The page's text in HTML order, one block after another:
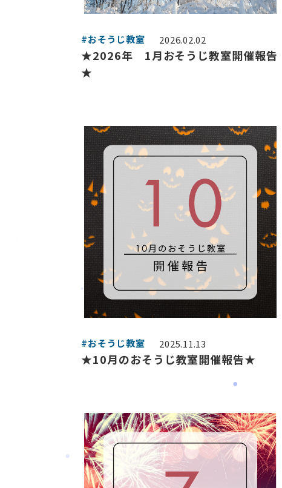
#おそうじ教室 2026.02.02
★2026年 1月おそうじ教室開催報告
★
#おそうじ教室 2025.11.13
★10月のおそうじ教室開催報告★